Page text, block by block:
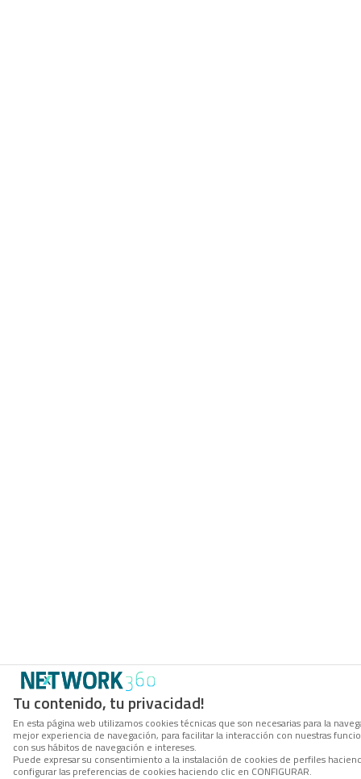
Tu contenido, tu privacidad!
En esta página web utilizamos cookies técnicas que son necesarias para la
mejor experiencia de navegación, para facilitar la interacción con nuestras
con sus hábitos de navegación e intereses.
Puede expresar su consentimiento a la instalación de cookies de perfiles
configurar las preferencias de cookies haciendo clic en CONFIGURAR.